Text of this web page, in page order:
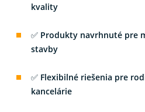
kvality
✅ Produkty navrhnuté pre
stavby
✅ Flexibilné riešenia pre
kancelárie